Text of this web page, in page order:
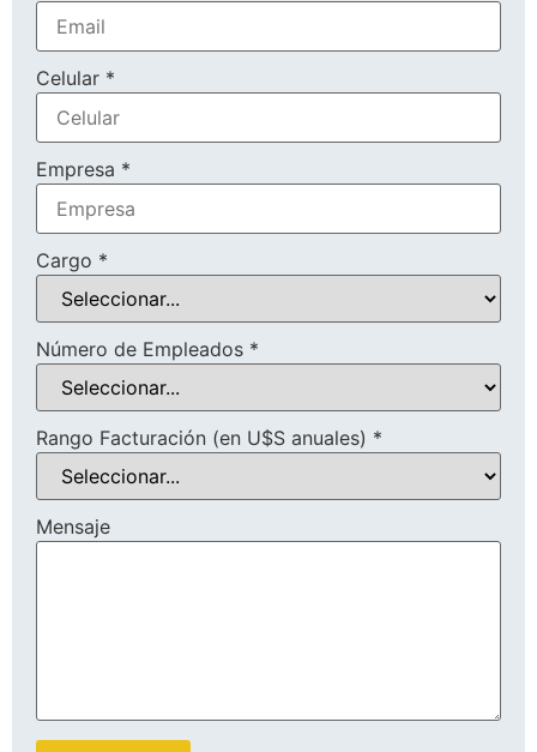
Celular *
Empresa *
Cargo *
Número de Empleados *
Rango Facturación (en U$S anuales) *
Mensaje